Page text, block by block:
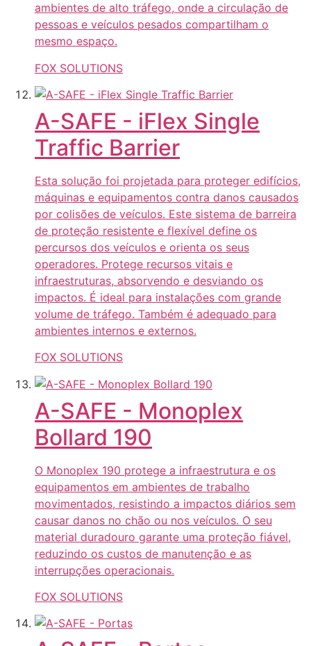
ambientes de alto tráfego, onde a circulação de
pessoas e veículos pesados compartilham o
mesmo espaço.
FOX SOLUTIONS
A-SAFE - iFlex Single
Traffic Barrier
Esta solução foi projetada para proteger edifícios,
máquinas e equipamentos contra danos causados
por colisões de veículos. Este sistema de barreira
de proteção resistente e flexível define os
percursos dos veículos e orienta os seus
operadores. Protege recursos vitais e
infraestruturas, absorvendo e desviando os
impactos. É ideal para instalações com grande
volume de tráfego. Também é adequado para
ambientes internos e externos.
FOX SOLUTIONS
A-SAFE - Monoplex
Bollard 190
O Monoplex 190 protege a infraestrutura e os
equipamentos em ambientes de trabalho
movimentados, resistindo a impactos diários sem
causar danos no chão ou nos veículos. O seu
material duradouro garante uma proteção fiável,
reduzindo os custos de manutenção e as
interrupções operacionais.
FOX SOLUTIONS